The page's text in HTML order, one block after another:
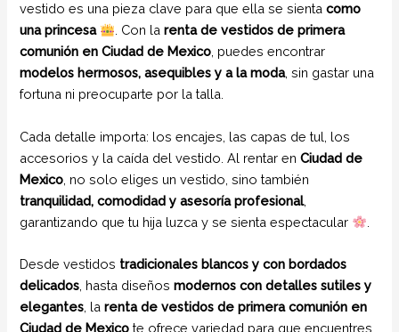
vestido es una pieza clave para que ella se sientacomo
una princesa
. Con larenta de vestidos de primera
comunión en Ciudad de Mexico, puedes encontrar
modelos hermosos, asequibles y a la moda, sin gastar una
fortuna ni preocuparte por la talla.
Cada detalle importa: los encajes, las capas de tul, los
accesorios y la caída del vestido. Al rentar enCiudad de
Mexico , no solo eliges un vestido, sino también
tranquilidad, comodidad y asesoría profesional,
garantizando que tu hija luzca y se sienta espectacular
Desde vestidos tradicionales blancos y con bordados
delicados , hasta diseñosmodernos con detalles sutiles y
elegantes , larenta de vestidos de primera comunión en
Ciudad de Mexico te ofrece variedad para que encuentres